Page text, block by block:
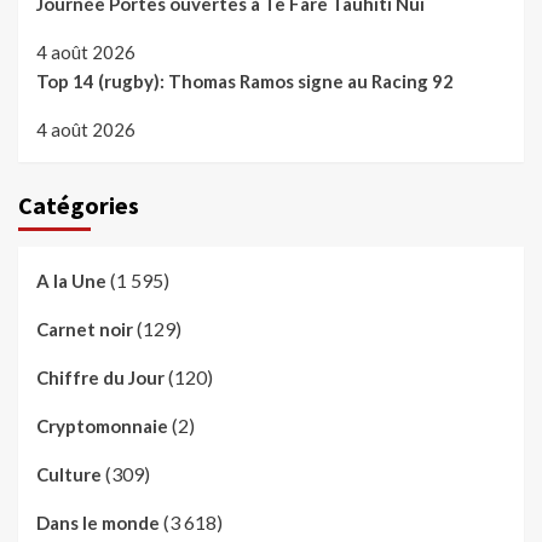
4 août 2026
Top 14 (rugby): Thomas Ramos signe au Racing 92
4 août 2026
Catégories
A la Une (1 595)
Carnet noir(129)
Chiffre du Jour(120)
Cryptomonnaie (2)
Culture (309)
Dans le monde (3 618)